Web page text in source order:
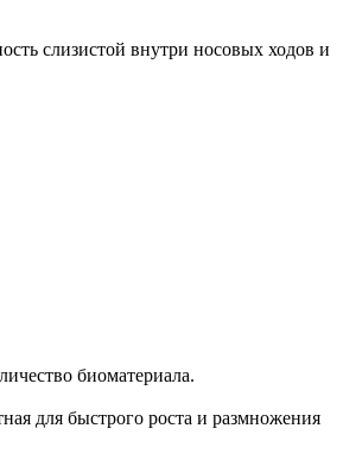
слизистой внутри носовых ходов и
биоматериала.
для быстрого роста и размножения